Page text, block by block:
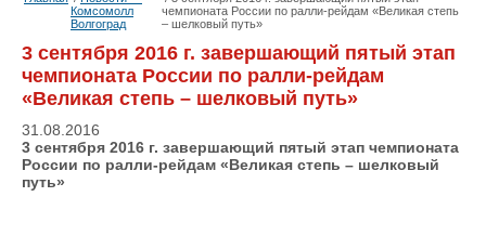
Комсомолл
Волгоград
чемпионата России по ралли-рейдам «Великая степь
– шелковый путь»
3 сентября 2016 г. завершающий пятый этап
чемпионата России по ралли-рейдам
«Великая степь – шелковый путь»
31.08.2016
3 сентября 2016 г. завершающий пятый этап чемпионата
России по ралли-рейдам «Великая степь – шелковый
путь»